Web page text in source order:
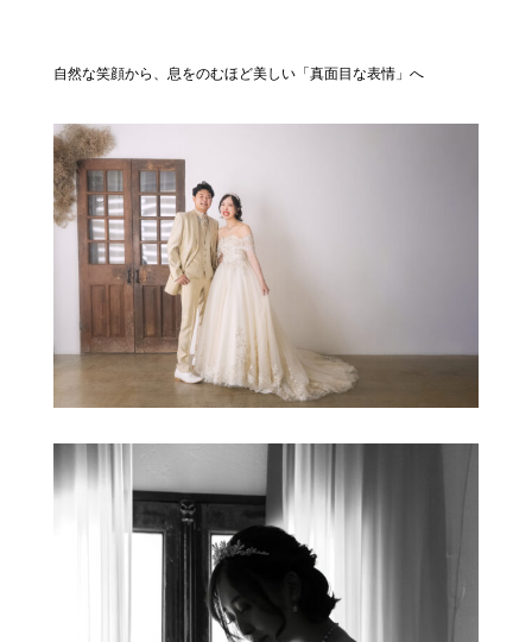
自然な笑顔から、息をのむほど美しい「真面目な表情」へ